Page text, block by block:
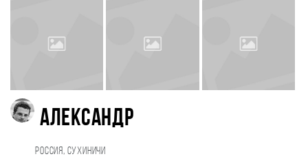
Александр
Россия, Сухиничи